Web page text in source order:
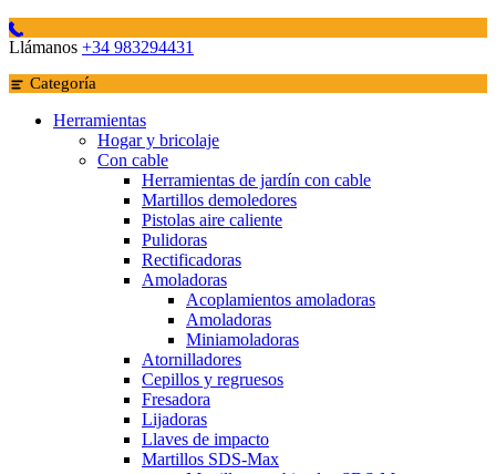
Llámanos +34 983294431
Categoría
Herramientas
Hogar y bricolaje
Con cable
Herramientas de jardín con cable
Martillos demoledores
Pistolas aire caliente
Pulidoras
Rectificadoras
Amoladoras
Acoplamientos amoladoras
Amoladoras
Miniamoladoras
Atornilladores
Cepillos y regruesos
Fresadora
Lijadoras
Llaves de impacto
Martillos SDS-Max